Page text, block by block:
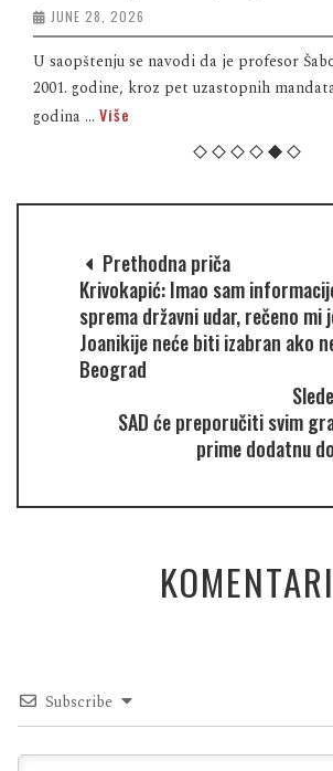
JUNE 28, 2026
U saopštenju se navodi da je profesor
2001. godine, kroz pet uzastopnih
godina ... Više
Prethodna priča
Krivokapić: Imao sam
sprema državni udar, rečeno mi
Joanikije neće biti izabran ako
Beograd
SAD će preporučiti svim
prime dodatnu
KOMENTARI
Subscribe